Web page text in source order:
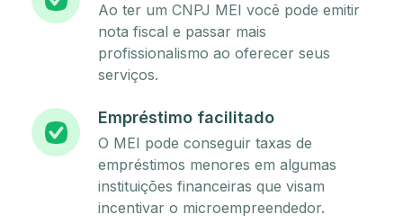
Ao ter um CNPJ MEI você pode emitir
nota fiscal e passar mais
profissionalismo ao oferecer seus
serviços.
Empréstimo facilitado
O MEI pode conseguir taxas de
empréstimos menores em algumas
instituições financeiras que visam
incentivar o microempreendedor.